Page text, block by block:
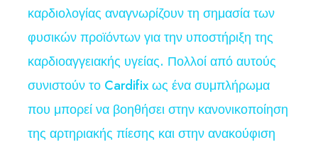
καρδιολογίας αναγνωρίζουν τη σημασία των
φυσικών προϊόντων για την υποστήριξη της
καρδιοαγγειακής υγείας. Πολλοί από αυτούς
συνιστούν το Cardifix ως ένα συμπλήρωμα
που μπορεί να βοηθήσει στην κανονικοποίηση
της αρτηριακής πίεσης και στην ανακούφιση